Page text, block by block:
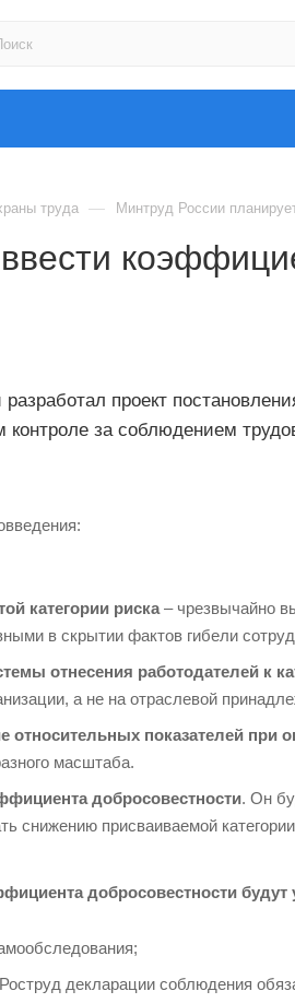
труда — Минтруд России
проект
контроле за соблюдением
категории риска – чрезвычайно
в скрытии фактов гибели
отнесения работодателей к
а не на отраслевой
относительных показателей при
масштаба.
добросовестности. Он
снижению присваиваемой
добросовестности будут
декларации соблюдения